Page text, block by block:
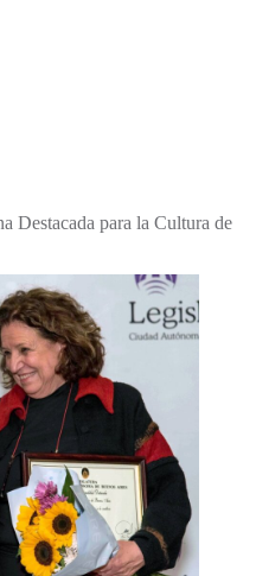
Destacada para la Cultura de